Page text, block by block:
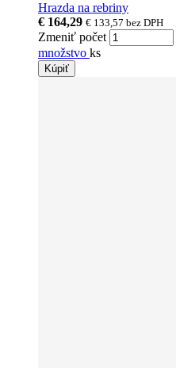
Hrazda na rebriny
€ 164,29 € 133,57 bez DPH
Zmeniť počet
množstvo ks
Kúpiť